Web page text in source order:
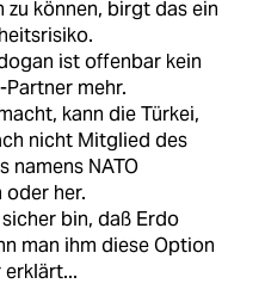
können, birgt das ein
ist offenbar kein
Partner mehr.
kann die Türkei,
nicht Mitglied des
namens NATO
oder her.
bin, daß Erdo
man ihm diese Option
erklärt...